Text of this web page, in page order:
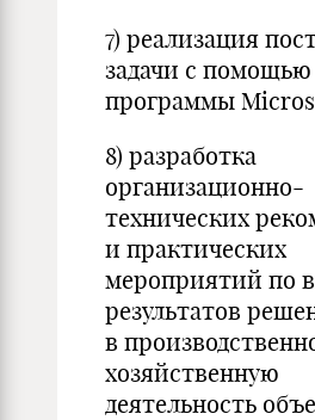
7) реализация
задачи с помощью
программы
8) разработка
организационно-
технических
и практических
мероприятий по
результатов
в
хозяйственную
деятельность